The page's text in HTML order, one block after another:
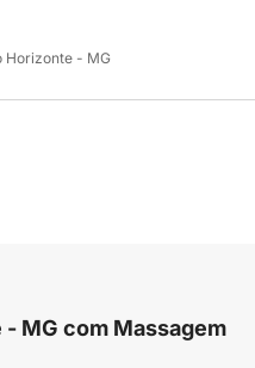
Horizonte - MG
MG com Massagem